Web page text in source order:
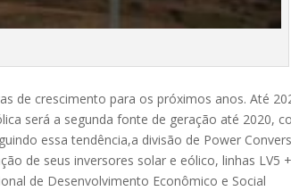
de crescimento para os próximos anos. Até
será a segunda fonte de geração até 2020,
essa tendência,a divisão de Power
de seus inversores solar e eólico, linhas LV5 +
de Desenvolvimento Econômico e Social